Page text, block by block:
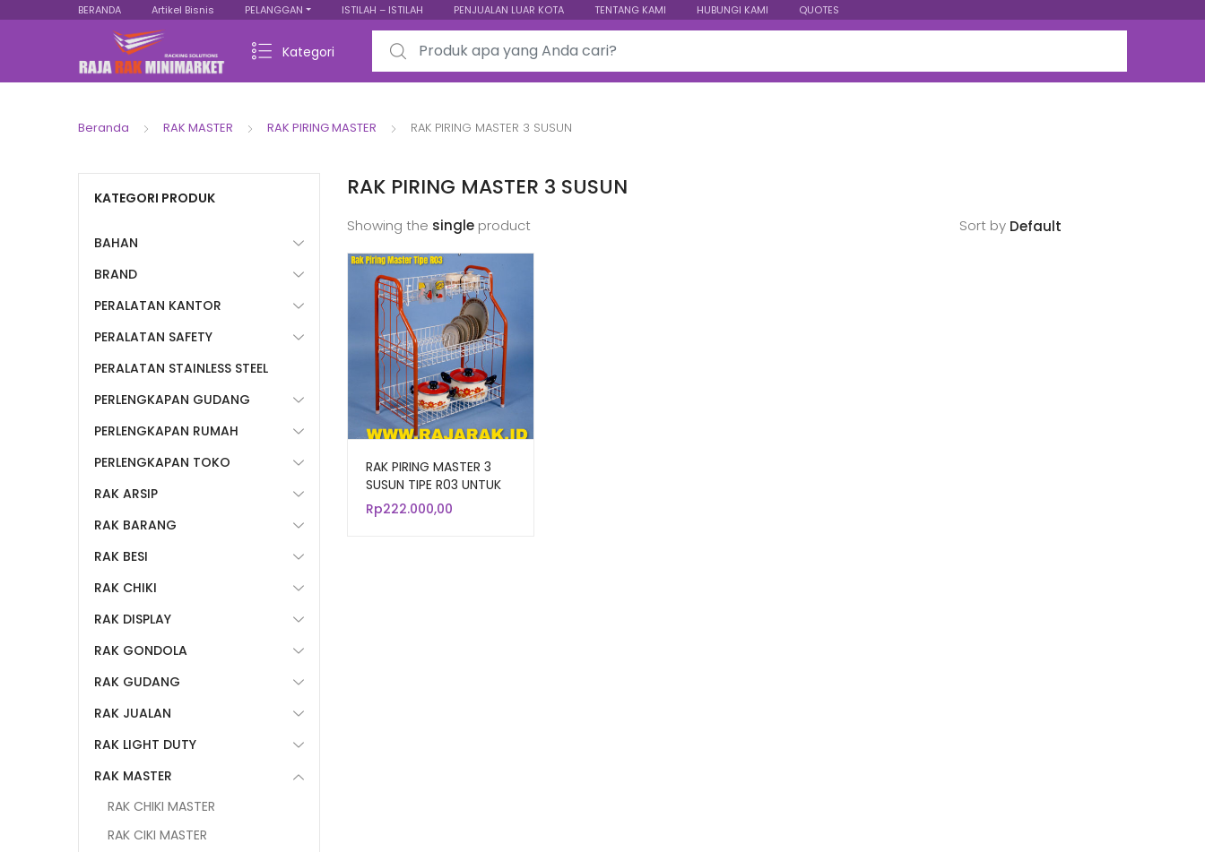
BERANDA Artikel Bisnis PELANGGAN ISTILAH – ISTILAH PENJUALAN LUAR KOTA TENTANG KAMI HUBUNGI KAMI QUOTES
Kategori
Search for:
Beranda RAK MASTER RAK PIRING MASTER RAK PIRING MASTER 3 SUSUN
RAK PIRING MASTER 3 SUSUN
Showing the single product Sort by
RAK PIRING MASTER 3
SUSUN TIPE R03 UNTUK
DAPUR RUMAH ANDA
Rp222.000,00
KATEGORI PRODUK
BAHAN
BRAND
PERALATAN KANTOR
PERALATAN SAFETY
PERALATAN STAINLESS STEEL
PERLENGKAPAN GUDANG
PERLENGKAPAN RUMAH
PERLENGKAPAN TOKO
RAK ARSIP
RAK BARANG
RAK BESI
RAK CHIKI
RAK DISPLAY
RAK GONDOLA
RAK GUDANG
RAK JUALAN
RAK LIGHT DUTY
RAK MASTER
RAK CHIKI MASTER
RAK CIKI MASTER